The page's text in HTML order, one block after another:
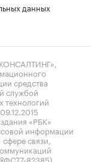
данных
средства
службой
технологий
«РБК»
информации
связи,
82385)